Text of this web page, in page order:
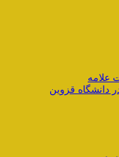
علامه
دانشگاه قزوین